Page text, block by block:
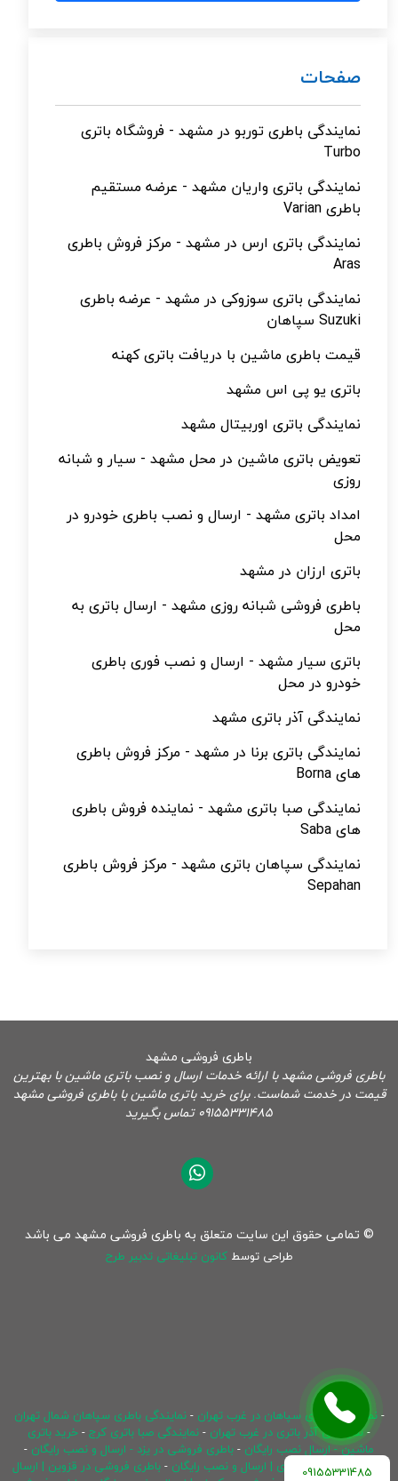
صفحات
نمایندگی باطری توربو در مشهد - فروشگاه باتری
Turbo
نمایندگی باتری واریان مشهد - عرضه مستقیم
باطری Varian
نمایندگی باتری ارس در مشهد - مرکز فروش باطری
Aras
نمایندگی باتری سوزوکی در مشهد - عرضه باطری
Suzuki سپاهان
قیمت باطری ماشین با دریافت باتری کهنه
باتری یو پی اس مشهد
نمایندگی باتری اوربیتال مشهد
تعویض باتری ماشین در محل مشهد - سیار و شبانه
روزی
امداد باتری مشهد - ارسال و نصب باطری خودرو در
محل
باتری ارزان در مشهد
باطری فروشی شبانه روزی مشهد - ارسال باتری به
محل
باتری سیار مشهد - ارسال و نصب فوری باطری
خودرو در محل
نمایندگی آذر باتری مشهد
نمایندگی باتری برنا در مشهد - مرکز فروش باطری
های Borna
نمایندگی صبا باتری مشهد - نماینده فروش باطری
های Saba
نمایندگی سپاهان باتری مشهد - مرکز فروش باطری
Sepahan
باطری فروشی مشهد
باطری فروشی مشهد با ارائه خدمات ارسال و نصب باتری ماشین با بهترین
قیمت در خدمت شماست. برای خرید باتری ماشین با باطری فروشی مشهد
09155331485 تماس بگیرید
© تمامی حقوق این سایت متعلق به باطری فروشی مشهد می باشد
طراحی توسطکانون تبلیغاتی تدبیر طرح
09155331485
-نمایندگی باطری سپاهان در غرب تهران -نمایندگی باطری سپاهان شمال تهران
-نمایندگی آذر باتری در غرب تهران -نمایندگی صبا باتری کرج-خرید باتری
ماشین - ارسال نصب رایگان -باطری فروشی در یزد - ارسال و نصب رایگان -
باطری فروشی در ساری | ارسال و نصب رایگان -باطری فروشی در قزوین | ارسال